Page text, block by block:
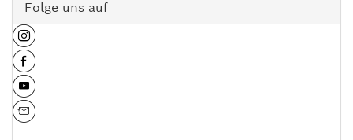
Folge uns auf